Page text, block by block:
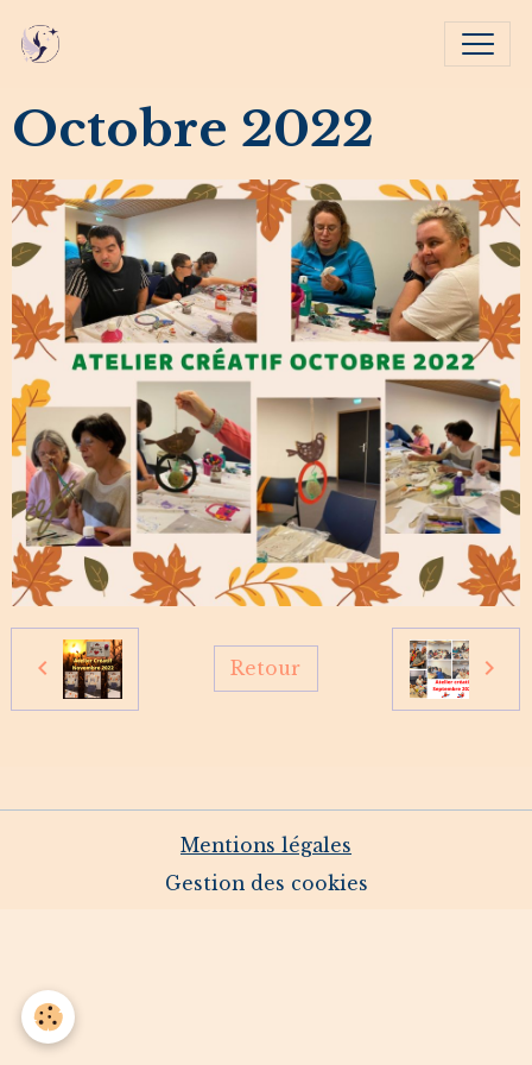
Octobre 2022
Retour
Mentions légales
Gestion des cookies